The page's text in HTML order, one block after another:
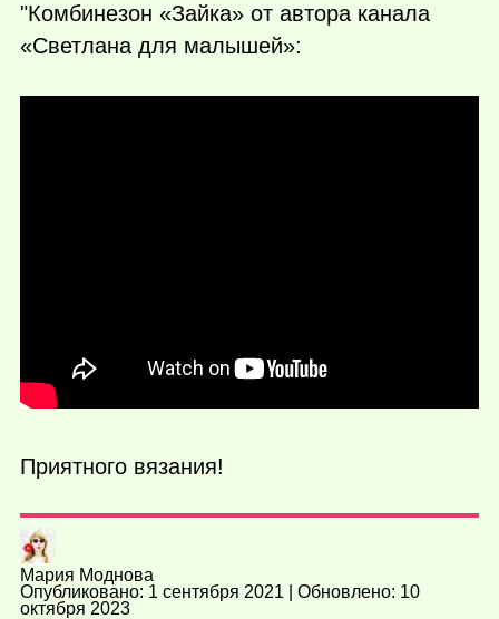
"Комбинезон «Зайка» от автора канала
«Светлана для малышей»:
Приятного вязания!
Мария Моднова
Опубликовано: 1 сентября 2021 | Обновлено: 10
октября 2023